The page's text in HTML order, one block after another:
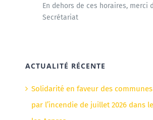
En dehors de ces horaires, merci
Secrétariat
ACTUALITÉ RÉCENTE
Solidarité en faveur des
par l’incendie de juillet 2026 dans